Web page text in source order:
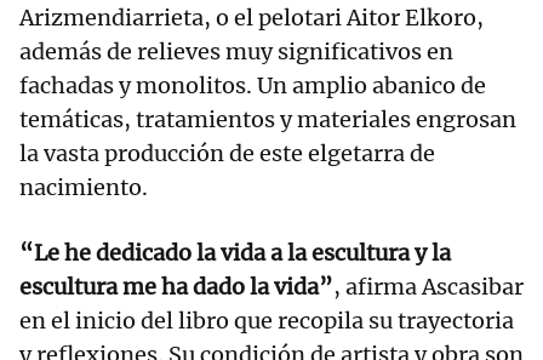
Arizmendiarrieta, o el pelotari Aitor Elkoro,
además de relieves muy significativos en
fachadas y monolitos. Un amplio abanico de
temáticas, tratamientos y materiales engrosan
la vasta producción de este elgetarra de
nacimiento.
“Le he dedicado la vida a la escultura y la
escultura me ha dado la vida”, afirma Ascasibar
en el inicio del libro que recopila su trayectoria